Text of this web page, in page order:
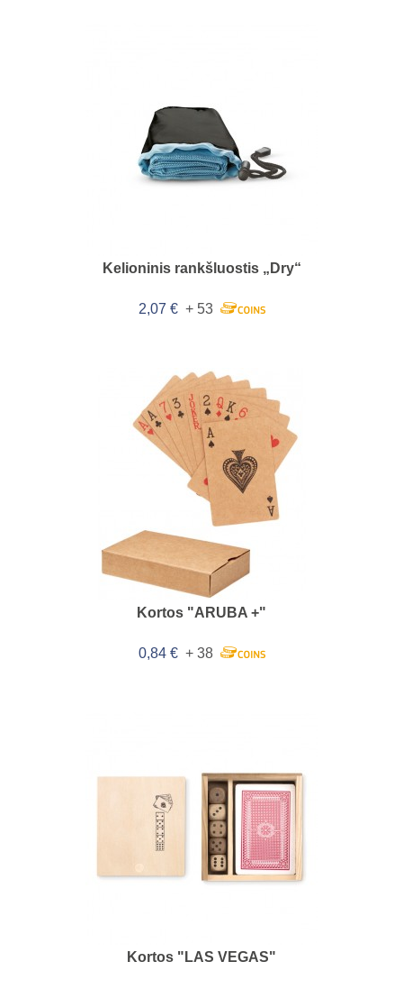
Kelioninis rankšluostis „Dry“
2,07 € + 53
Kortos "ARUBA +"
0,84 € + 38
Kortos "LAS VEGAS"